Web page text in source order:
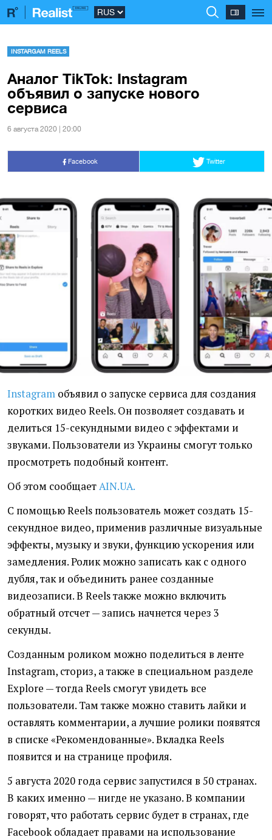
INSTARGAM REELS
Аналог TikTok: Instagram
объявил о запуске нового
сервиса
6 августа 2020 | 20:00
Facebook Twitter
Instagram объявил о запуске сервиса для создания
коротких видео Reels. Он позволяет создавать и
делиться 15-секундными видео с эффектами и
звуками. Пользователи из Украины смогут только
просмотреть подобный контент.
Об этом сообщаетAIN.UA.
С помощью Reels пользователь может создать 15-
секундное видео, применив различные визуальные
эффекты, музыку и звуки, функцию ускорения или
замедления. Ролик можно записать как с одного
дубля, так и объединить ранее созданные
видеозаписи. В Reels также можно включить
обратный отсчет — запись начнется через 3
секунды.
Созданным роликом можно поделиться в ленте
Instagram, сториз, а также в специальном разделе
Explore — тогда Reels смогут увидеть все
пользователи. Там также можно ставить лайки и
оставлять комментарии, а лучшие ролики появятся
в списке «Рекомендованные». Вкладка Reels
появится и на странице профиля.
5 августа 2020 года сервис запустился в 50 странах.
В каких именно — нигде не указано. В компании
говорят, что работать сервис будет в странах, где
Facebook обладает правами на использование